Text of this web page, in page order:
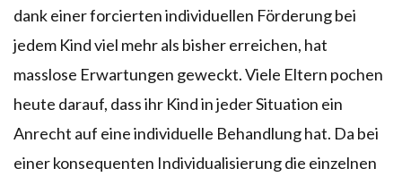
dank einer forcierten individuellen Förderung bei
jedem Kind viel mehr als bisher erreichen, hat
masslose Erwartungen geweckt. Viele Eltern pochen
heute darauf, dass ihr Kind in jeder Situation ein
Anrecht auf eine individuelle Behandlung hat. Da bei
einer konsequenten Individualisierung die einzelnen